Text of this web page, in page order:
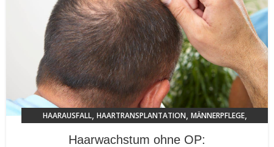
HAARAUSFALL, HAARTRANSPLANTATION, MÄNNERPFLEGE,
Haarwachstum ohne OP: